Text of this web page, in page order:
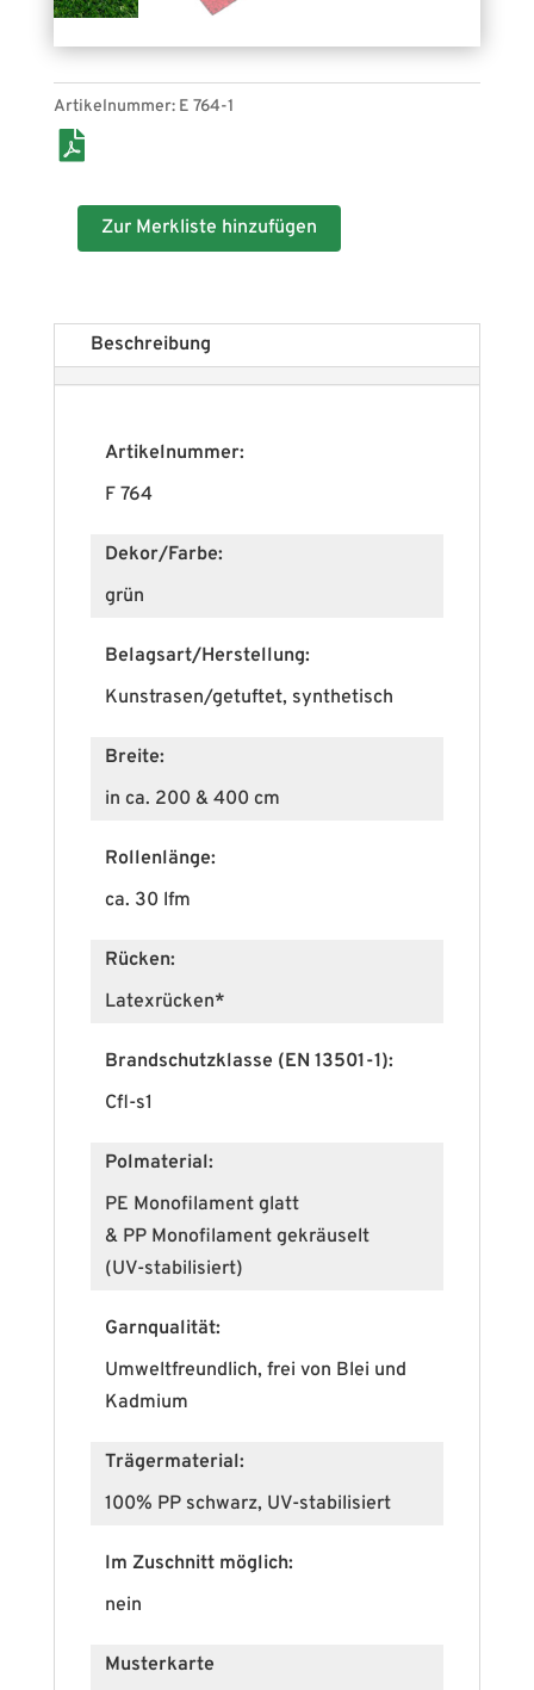
Artikelnummer: E 764-1
Zur Merkliste hinzufügen
Beschreibung
Artikelnummer:
F 764
Dekor/Farbe:
grün
Belagsart/Herstellung:
Kunstrasen/getuftet, synthetisch
Breite:
in ca. 200 & 400 cm
Rollenlänge:
ca. 30 lfm
Rücken:
Latexrücken*
Brandschutzklasse (EN 13501-1):
Cfl-s1
Polmaterial:
PE Monofilament glatt
& PP Monofilament gekräuselt
(UV-stabilisiert)
Garnqualität:
Umweltfreundlich, frei von Blei und
Kadmium
Trägermaterial:
100% PP schwarz, UV-stabilisiert
Im Zuschnitt möglich:
nein
Musterkarte